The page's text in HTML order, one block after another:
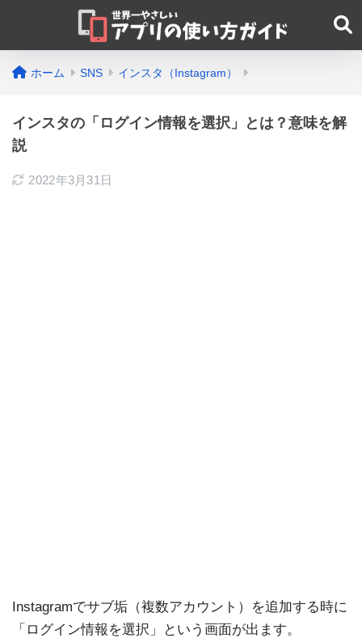
ホーム SNS インスタ（Instagram）
インスタの「ログイン情報を選択」とは？意味を解
説
2022年3月31日
Instagramでサブ垢（複数アカウント）を追加する時に
「ログイン情報を選択」という画面が出ます。